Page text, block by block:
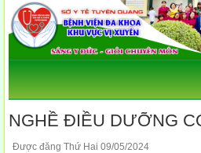
NGHỀ ĐIỀU DƯỠNG
Được đăng Thứ Hai 09/05/2024